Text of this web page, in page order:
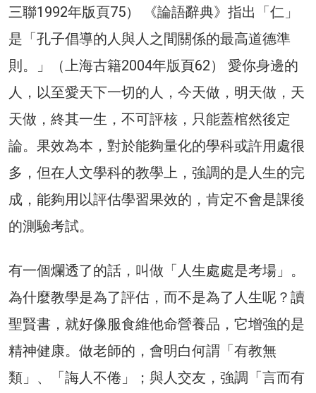
三聯1992年版頁75） 《論語辭典》指出「仁」
是「孔子倡導的人與人之間關係的最高道德準
則。」（上海古籍2004年版頁62） 愛你身邊的
人，以至愛天下一切的人，今天做，明天做，天
天做，終其一生，不可評核，只能蓋棺然後定
論。果效為本，對於能夠量化的學科或許用處很
多，但在人文學科的教學上，強調的是人生的完
成，能夠用以評估學習果效的，肯定不會是課後
的測驗考試。
有一個爛透了的話，叫做「人生處處是考場」。
為什麼教學是為了評估，而不是為了人生呢？讀
聖賢書，就好像服食維他命營養品，它增強的是
精神健康。做老師的，會明白何謂「有教無
類」、「誨人不倦」；與人交友，強調「言而有